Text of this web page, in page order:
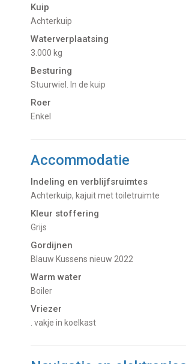
Kuip
Achterkuip
Waterverplaatsing
3.000 kg
Besturing
Stuurwiel. In de kuip
Roer
Enkel
Accommodatie
Indeling en verblijfsruimtes
Achterkuip, kajuit met toiletruimte
Kleur stoffering
Grijs
Gordijnen
Blauw Kussens nieuw 2022
Warm water
Boiler
Vriezer
. vakje in koelkast